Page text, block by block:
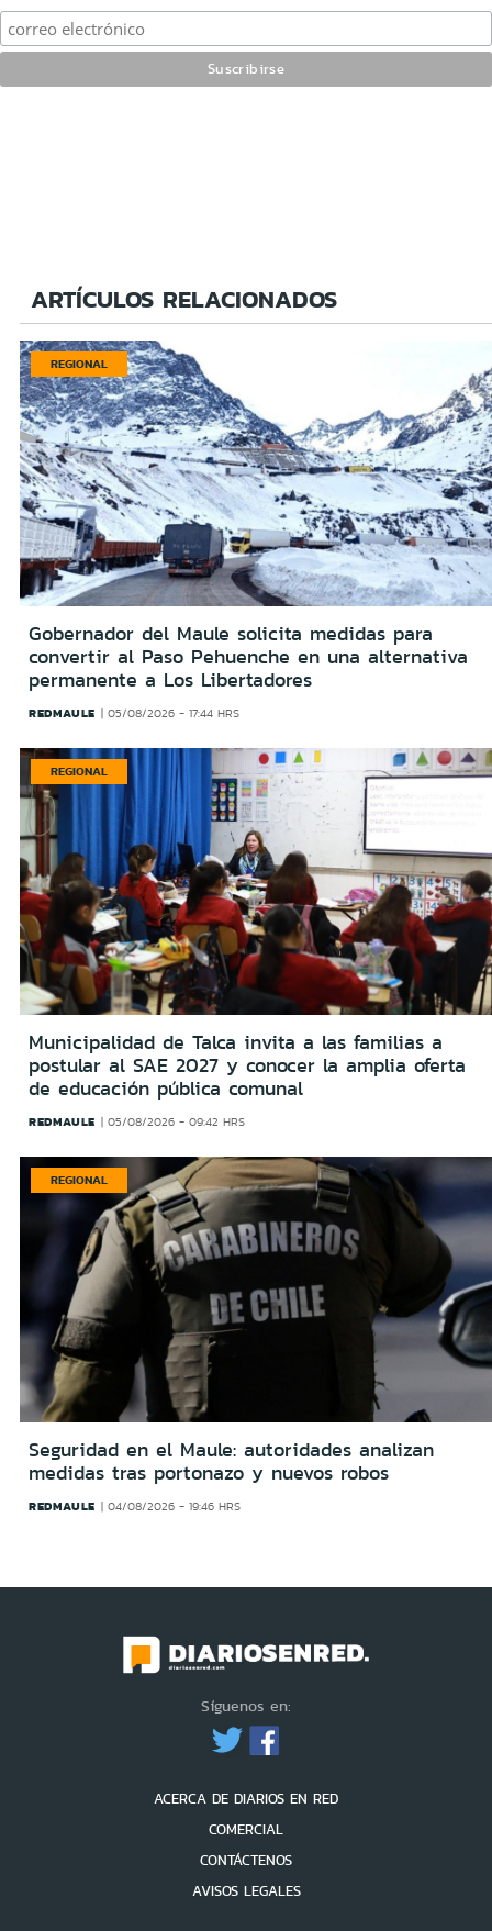
ARTÍCULOS RELACIONADOS
REGIONAL
Gobernador del Maule solicita medidas para
convertir al Paso Pehuenche en una alternativa
permanente a Los Libertadores
REDMAULE 05/08/2026 - 17:44 HRS
REGIONAL
Municipalidad de Talca invita a las familias a
postular al SAE 2027 y conocer la amplia oferta
de educación pública comunal
REDMAULE 05/08/2026 - 09:42 HRS
REGIONAL
Seguridad en el Maule: autoridades analizan
medidas tras portonazo y nuevos robos
REDMAULE 04/08/2026 - 19:46 HRS
Síguenos en:
ACERCA DE DIARIOS EN RED
COMERCIAL
CONTÁCTENOS
AVISOS LEGALES